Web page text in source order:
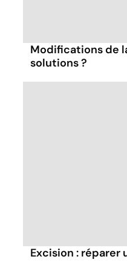
Modifications de
solutions ?
Excision : réparer